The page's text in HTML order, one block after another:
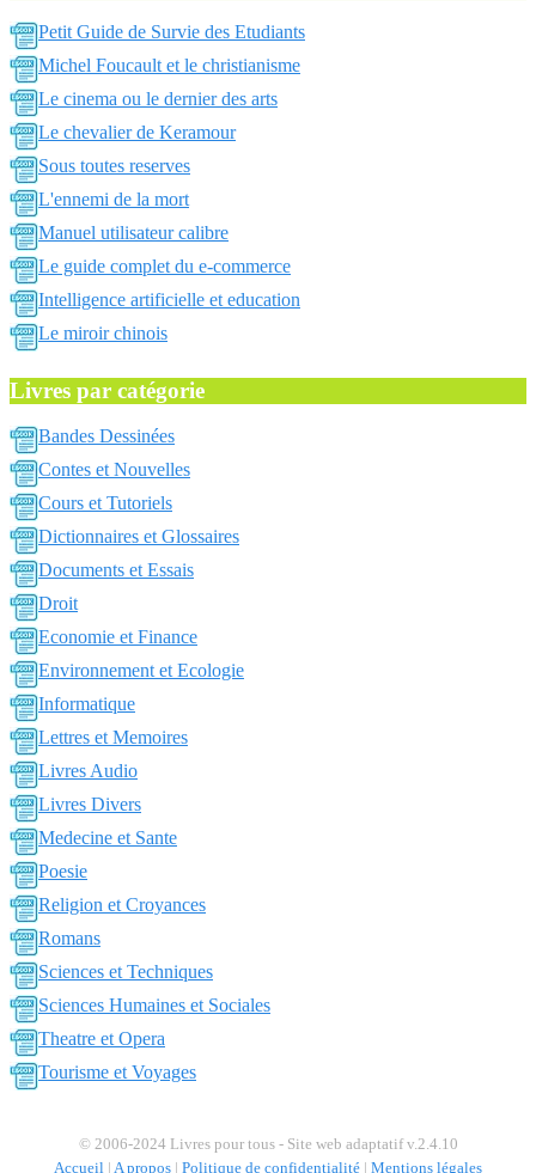
Petit Guide de Survie des Etudiants
Michel Foucault et le christianisme
Le cinema ou le dernier des arts
Le chevalier de Keramour
Sous toutes reserves
L'ennemi de la mort
Manuel utilisateur calibre
Le guide complet du e-commerce
Intelligence artificielle et education
Le miroir chinois
Livres par catégorie
Bandes Dessinées
Contes et Nouvelles
Cours et Tutoriels
Dictionnaires et Glossaires
Documents et Essais
Droit
Economie et Finance
Environnement et Ecologie
Informatique
Lettres et Memoires
Livres Audio
Livres Divers
Medecine et Sante
Poesie
Religion et Croyances
Romans
Sciences et Techniques
Sciences Humaines et Sociales
Theatre et Opera
Tourisme et Voyages
© 2006-2024 Livres pour tous - Site web adaptatif v.2.4.10
Accueil A propos Politique de confidentialité Mentions légales